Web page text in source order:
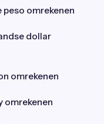
omrekenen
dollar
omrekenen
omrekenen